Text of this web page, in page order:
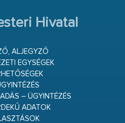
Hivatal
ALJEGYZŐ
EGYSÉGEK
– ÜGYINTÉZÉS
ADATOK